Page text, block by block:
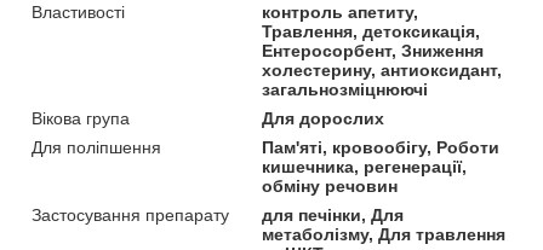
Властивості
контроль апетиту,
Травлення, детоксикація,
Ентеросорбент, Зниження
холестерину, антиоксидант,
загальнозміцнюючі
Вікова група
Для дорослих
Для поліпшення
Пам'яті, кровообігу, Роботи
кишечника, регенерації,
обміну речовин
Застосування препарату
для печінки, Для
метаболізму, Для травлення